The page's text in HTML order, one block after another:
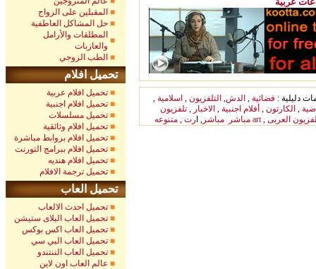
دليلية : فضائية , الدش, التلفزيون , اسلامية ,
, الكارتون , أفلام اجنبية , الاخبار , تلفزيون
مباشر
مباشر , ا رت , متنوعه art, العربى
المقبلين على الزواج
حل المشاكل العاطفية
المطلقات والأرامل
والعازبات
الطب الزوجي
تحميل افلام
تحميل افلام عربية
تحميل افلام اجنبية
تحميل مسلسلات
تحميل افلام وثائقية
تحميل افلام بروابط مباشرة
تحميل افلام ببرامج التورنت
تحميل افلام هنديه
تحميل ترجمة الافلام
تحميل العاب
تحميل احدث الالعاب
تحميل العاب البلاى ستيشن
تحميل العاب اكس بوكس
تحميل العاب البي سي
تحميل العاب الننتندو
عالم العاب اون لاين